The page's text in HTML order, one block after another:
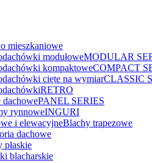
mieszkaniowe
modułoweMODULAR
kompaktoweCOMPACT
cięte na wymiarCLASSIC
RETRO
dachowePANEL SERIES
rynnoweINGURI
i elewacyjneBlachy trapezowe
dachowe
płaskie
blacharskie